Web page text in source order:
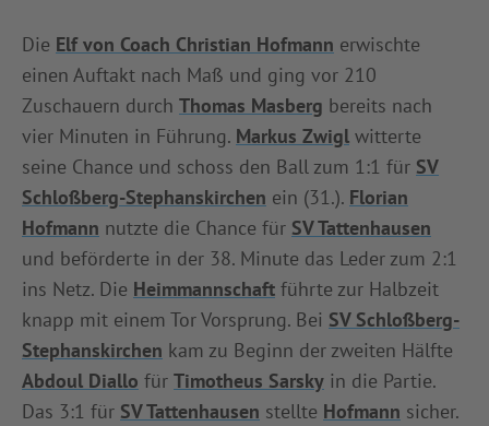
Die Elf von Coach Christian Hofmann erwischte
einen Auftakt nach Maß und ging vor 210
Zuschauern durch Thomas Masberg bereits nach
vier Minuten in Führung. Markus Zwigl witterte
seine Chance und schoss den Ball zum 1:1 für SV
Schloßberg-Stephanskirchen ein (31.). Florian
Hofmann nutzte die Chance für SV Tattenhausen
und beförderte in der 38. Minute das Leder zum 2:1
ins Netz. Die Heimmannschaft führte zur Halbzeit
knapp mit einem Tor Vorsprung. Bei SV Schloßberg-
Stephanskirchen kam zu Beginn der zweiten Hälfte
Abdoul Diallo für Timotheus Sarsky in die Partie.
Das 3:1 für SV Tattenhausen stellte Hofmann sicher.